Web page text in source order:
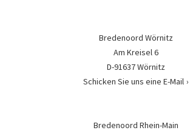
Bredenoord Wörnitz
Am Kreisel 6
D-91637 Wörnitz
Schicken Sie uns eine E-Mail
Bredenoord Rhein-Main